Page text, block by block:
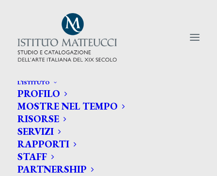
L’ISTITUTO
PROFILO
MOSTRE NEL TEMPO
RISORSE
SERVIZI
RAPPORTI
STAFF
PARTNERSHIP
CERCA TRA GLI ARTISTI:
Search
for: